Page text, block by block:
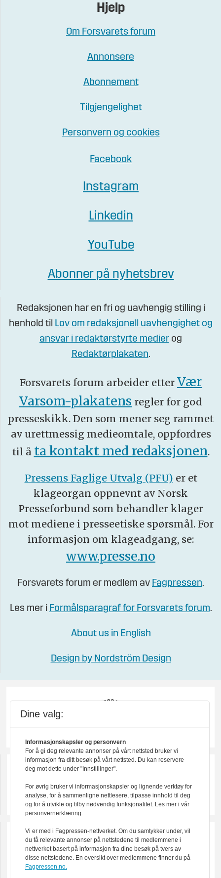
Hjelp
Om Forsvarets forum
Annonsere
Abonnement
Tilgjengelighet
Personvern og cookies
Facebook
Instagram
Linkedin
YouTube
Abonner på nyhetsbrev
Redaksjonen har en fri og uavhengig stilling i
henhold til Lov om redaksjonell uavhengighet og
ansvar i redaktørstyrte medier og
Redaktørplakaten.
Forsvarets forum arbeider etter Vær
Varsom-plakatens regler for god
presseskikk. Den som mener seg rammet
av urettmessig medieomtale, oppfordres
til å ta kontakt med redaksjonen.
Pressens Faglige Utvalg (PFU) er et
klageorgan oppnevnt av Norsk
Presseforbund som behandler klager
mot mediene i presseetiske spørsmål. For
informasjon om klageadgang, se:
www.presse.no
Forsvarets forum er medlem av Fagpressen.
Les mer i Formålsparagraf for Forsvarets forum.
About us in English
Design by Nordström Design
Dine valg:
Informasjonskapsler og personvern
For å gi deg relevante annonser på vårt nettsted bruker vi
informasjon fra ditt besøk på vårt nettsted. Du kan reservere
deg mot dette under "Innstillinger".
For øvrig bruker vi informasjonskapsler og lignende verktøy for
analyse, for å sammenligne nettlesere, tilpasse innhold til deg
og for å utvikle og tilby nødvendig funksjonalitet. Les mer i vår
personvernerklæring.
Vi er med i Fagpressen-nettverket. Om du samtykker under, vil
du få relevante annonser på nettstedene til medlemmene i
nettverket basert på informasjon fra dine besøk på tvers av
disse nettstedene. En oversikt over medlemmene finner du på
Fagpressen.no.